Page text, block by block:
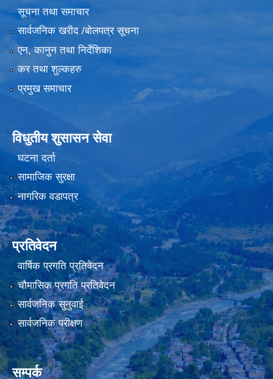
सूचना तथा समाचार
सार्वजनिक खरीद /बोलपत्र सूचना
एन, कानुन तथा निर्देशिका
कर तथा शुल्कहरु
प्रमुख समाचार
विधुतीय शुसासन सेवा
घटना दर्ता
सामाजिक सुरक्षा
नागरिक वडापत्र
प्रतिवेदन
वार्षिक प्रगति प्रतिवेदन
चौमासिक प्रगति प्रतिवेदन
सार्वजनिक सुनुवाई
सार्वजनिक परीक्षण
सम्पर्क